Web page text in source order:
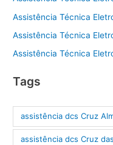
Assistência Técnica
Assistência Técnica
Assistência Técnica
Tags
assistência dcs Cruz
assistência dcs Cruz